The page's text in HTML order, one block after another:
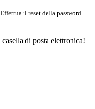
il reset della password
di posta elettronica!